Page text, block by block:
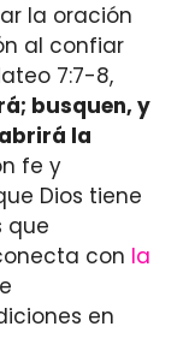
la oración
al confiar
7:7-8,
busquen, y
la
fe y
Dios tiene
que
con la
en